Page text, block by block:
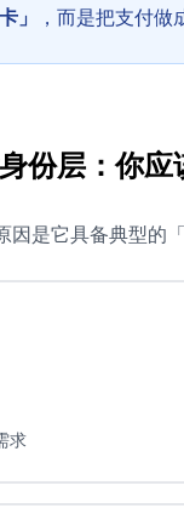
」 ，而是把支付做
份层：你应
是它具备典型的
求